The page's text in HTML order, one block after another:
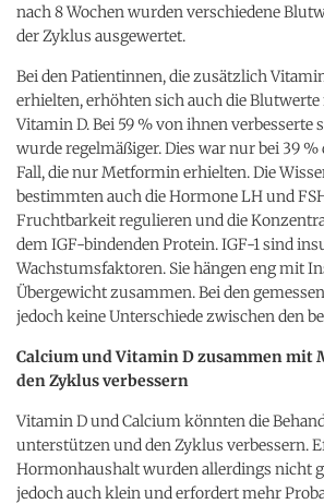
nach 8 Wochen wurden verschiedene
der Zyklus ausgewertet.
Bei den Patientinnen, die zusätzlich
erhielten, erhöhten sich auch die
Vitamin D. Bei 59 % von ihnen verbesserte
wurde regelmäßiger. Dies war nur bei 39
Fall, die nur Metformin erhielten. Die
bestimmten auch die Hormone LH und
Fruchtbarkeit regulieren und die
dem IGF-bindenden Protein. IGF-1 sind
Wachstumsfaktoren. Sie hängen eng mit
Übergewicht zusammen. Bei den
jedoch keine Unterschiede zwischen den
Calcium und Vitamin D zusammen
den Zyklus verbessern
Vitamin D und Calcium könnten die
unterstützen und den Zyklus verbessern.
Hormonhaushalt wurden allerdings nicht
jedoch auch klein und erfordert mehr